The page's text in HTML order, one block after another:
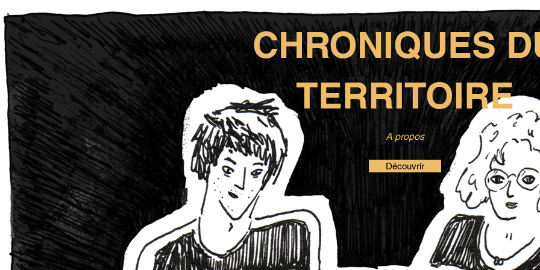
CHRONIQUES
TERRITOIRE
A propos
Découvrir